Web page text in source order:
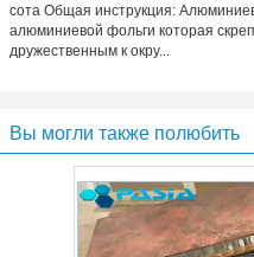
сота Общая инструкция:
алюминиевой фольги которая
дружественным к окру...
Вы могли также полюбить